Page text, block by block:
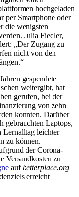
hochgeladen
per Smartphone oder
die wenigsten
Julia Fiedler,
„Der Zugang zu
nicht von den
gespendete
weitergibt, hat
gerufen, bei der
von zehn
konnten. Darüber
gebrauchten Laptops,
Lernalltag leichter
zu können.
der Corona-
Versandkosten zu
aufbetterplace.org
erreicht